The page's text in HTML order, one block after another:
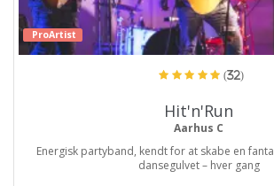
ProArtist
(32)
Hit'n'Run
Aarhus C
Energisk partyband, kendt for at skabe en
dansegulvet – hver gang